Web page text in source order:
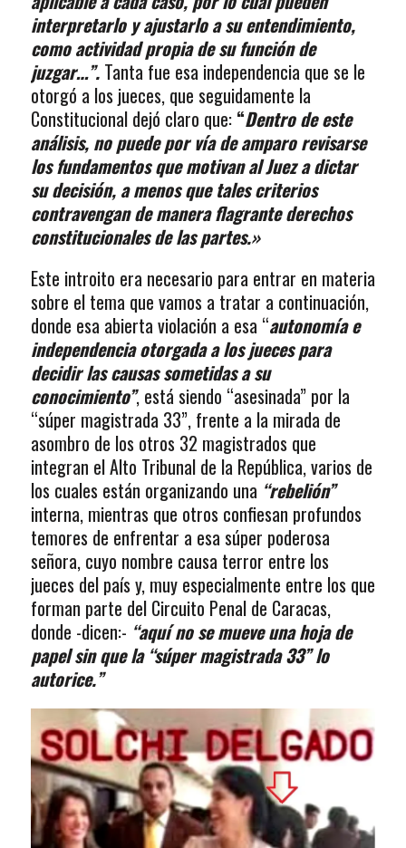
interpretarlo y ajustarlo a su entendimiento,
como actividad propia de su función de
juzgar…”. Tanta fue esa independencia que se le
otorgó a los jueces, que seguidamente la
Constitucional dejó claro que: “Dentro de este
análisis, no puede por vía de amparo revisarse
los fundamentos que motivan al Juez a dictar
su decisión, a menos que tales criterios
contravengan de manera flagrante derechos
constitucionales de las partes.»
Este introito era necesario para entrar en materia
sobre el tema que vamos a tratar a continuación,
donde esa abierta violación a esa “autonomía e
independencia otorgada a los jueces para
decidir las causas sometidas a su
conocimiento”, está siendo “asesinada” por la
“súper magistrada 33”, frente a la mirada de
asombro de los otros 32 magistrados que
integran el Alto Tribunal de la República, varios de
los cuales están organizando una “rebelión”
interna, mientras que otros confiesan profundos
temores de enfrentar a esa súper poderosa
señora, cuyo nombre causa terror entre los
jueces del país y, muy especialmente entre los que
forman parte del Circuito Penal de Caracas,
donde -dicen:- “aquí no se mueve una hoja de
papel sin que la “súper magistrada 33” lo
autorice.”